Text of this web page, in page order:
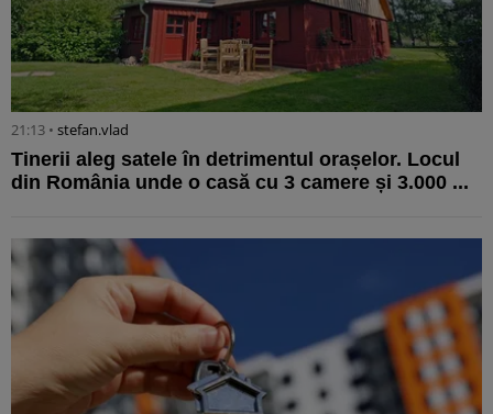
21:13 • stefan.vlad
Tinerii aleg satele în detrimentul orașelor. Locul
din România unde o casă cu 3 camere și 3.000 ...